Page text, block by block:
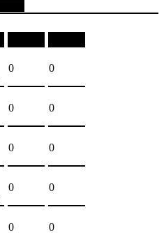
0 0
0 0
0 0
0 0
0 0